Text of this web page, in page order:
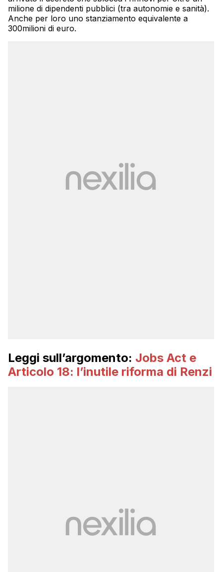
milione di dipendenti pubblici (tra autonomie e sanità).
Anche per loro uno stanziamento equivalente a
300milioni di euro.
Leggi sull’argomento: Jobs Act e
Articolo 18: l’inutile riforma di Renzi